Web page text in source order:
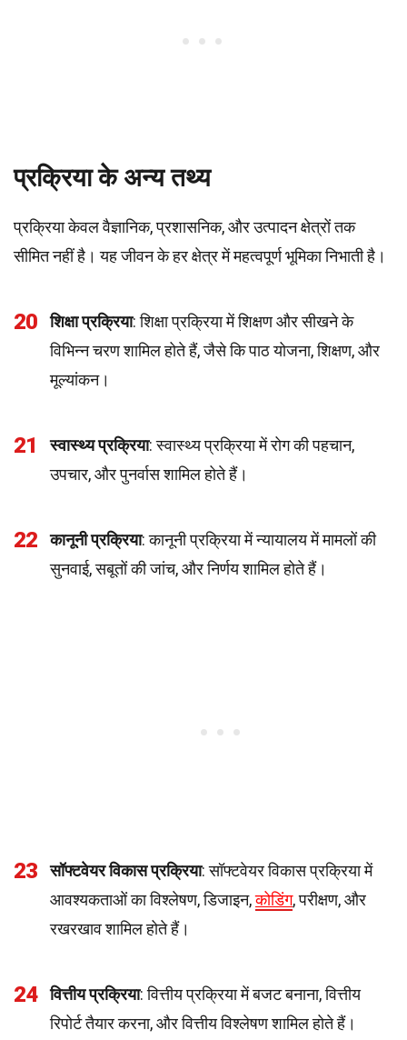
प्रक्रिया के अन्य तथ्य
प्रक्रिया केवल वैज्ञानिक, प्रशासनिक, और उत्पादन क्षेत्रों तक
सीमित नहीं है। यह जीवन के हर क्षेत्र में महत्वपूर्ण भूमिका निभाती है।
20 शिक्षा प्रक्रिया: शिक्षा प्रक्रिया में शिक्षण और सीखने के
विभिन्न चरण शामिल होते हैं, जैसे कि पाठ योजना, शिक्षण, और
मूल्यांकन।
21 स्वास्थ्य प्रक्रिया: स्वास्थ्य प्रक्रिया में रोग की पहचान,
उपचार, और पुनर्वास शामिल होते हैं।
22 कानूनी प्रक्रिया: कानूनी प्रक्रिया में न्यायालय में मामलों की
सुनवाई, सबूतों की जांच, और निर्णय शामिल होते हैं।
23 सॉफ्टवेयर विकास प्रक्रिया: सॉफ्टवेयर विकास प्रक्रिया में
आवश्यकताओं का विश्लेषण, डिजाइन,कोडिंग, परीक्षण, और
रखरखाव शामिल होते हैं।
24 वित्तीय प्रक्रिया: वित्तीय प्रक्रिया में बजट बनाना, वित्तीय
रिपोर्ट तैयार करना, और वित्तीय विश्लेषण शामिल होते हैं।